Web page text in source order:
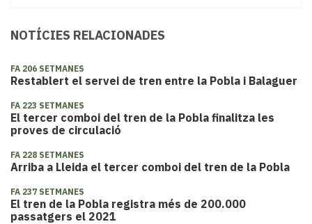
NOTÍCIES RELACIONADES
FA 206 SETMANES
Restablert el servei de tren entre la Pobla i Balaguer
FA 223 SETMANES
El tercer comboi del tren de la Pobla finalitza les
proves de circulació
FA 228 SETMANES
Arriba a Lleida el tercer comboi del tren de la Pobla
FA 237 SETMANES
El tren de la Pobla registra més de 200.000
passatgers el 2021